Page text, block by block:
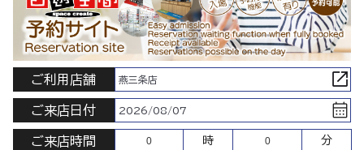
ご利用店舗 燕三条店
ご来店日付 2026/08/07
ご来店時間 時 分